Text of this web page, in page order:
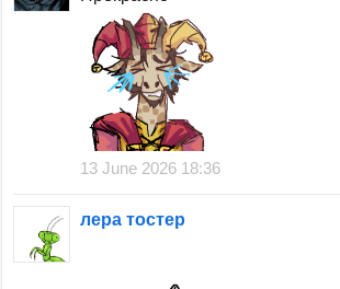
13 June 2026 18:36
лера тостер